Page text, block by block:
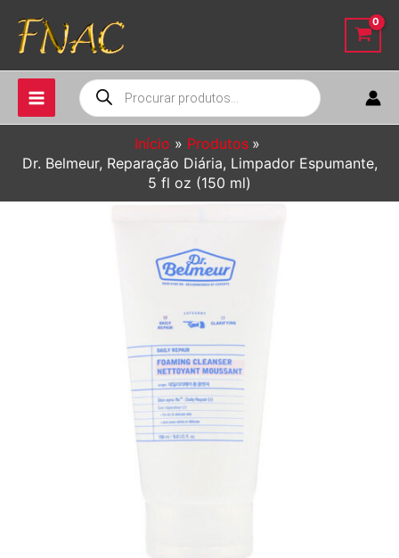
para
conteúdo
Pesquisar
produtos
Início
Produtos
Dr. Belmeur, Reparação Diária, Limpador Espumante,
5 fl oz (150 ml)